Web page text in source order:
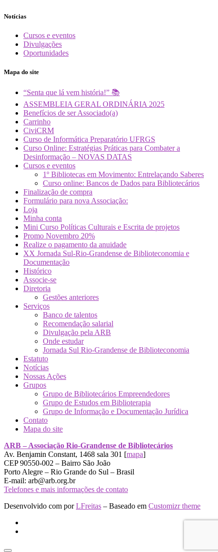
Notícias
Cursos e eventos
Divulgações
Oportunidades
Mapa do site
“Senta que lá vem história!” 📚
ASSEMBLEIA GERAL ORDINÁRIA 2025
Benefícios de ser Associado(a)
Carrinho
CiviCRM
Curso de Informática Preparatório UFRGS
Curso Online: Estratégias Práticas para Combater a
Desinformação – NOVAS DATAS
Cursos e eventos
1º Bibliotecas em Movimento: Entrelaçando Saberes
Curso online: Bancos de Dados para Bibliotecários
Finalização de compra
Formulário para nova Associação:
Loja
Minha conta
Mini Curso Políticas Culturais e Escrita de projetos
Promo Novembro 20%
Realize o pagamento da anuidade
XX Jornada Sul-Rio-Grandense de Biblioteconomia e
Documentação
Histórico
Associe-se
Diretoria
Gestões anteriores
Serviços
Banco de talentos
Recomendação salarial
Divulgação pela ARB
Onde estudar
Jornada Sul Rio-Grandense de Biblioteconomia
Estatuto
Notícias
Nossas Ações
Grupos
Grupo de Bibliotecários Empreendedores
Grupo de Estudos em Biblioterapia
Grupo de Informação e Documentação Jurídica
Contato
Mapa do site
ARB – Associação Rio-Grandense de Bibliotecários
Av. Benjamin Constant, 1468 sala 301 [mapa]
CEP 90550-002 – Bairro São João
Porto Alegre – Rio Grande do Sul – Brasil
E-mail: arb@arb.org.br
Telefones e mais informações de contato
Desenvolvido com porLFreitas – Baseado em Customizr theme